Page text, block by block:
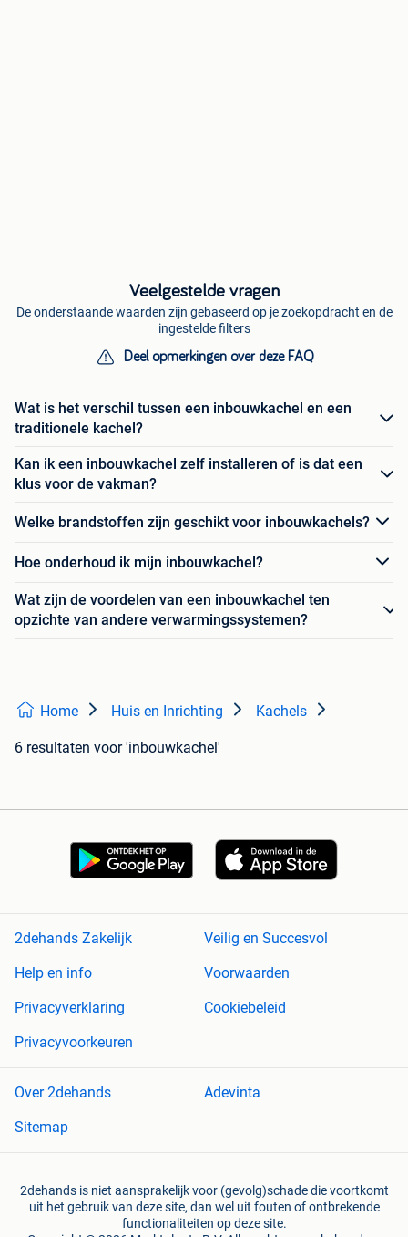
Veelgestelde vragen
De onderstaande waarden zijn gebaseerd op je zoekopdracht en de
ingestelde filters
Deel opmerkingen over deze FAQ
Wat is het verschil tussen een inbouwkachel en een
traditionele kachel?
Kan ik een inbouwkachel zelf installeren of is dat een
klus voor de vakman?
Welke brandstoffen zijn geschikt voor inbouwkachels?
Hoe onderhoud ik mijn inbouwkachel?
Wat zijn de voordelen van een inbouwkachel ten
opzichte van andere verwarmingssystemen?
Home Huis en Inrichting Kachels
6 resultaten voor 'inbouwkachel'
2dehands Zakelijk
Veilig en Succesvol
Help en info
Voorwaarden
Privacyverklaring
Cookiebeleid
Privacyvoorkeuren
Over 2dehands
Adevinta
Sitemap
2dehands is niet aansprakelijk voor (gevolg)schade die voortkomt
uit het gebruik van deze site, dan wel uit fouten of ontbrekende
functionaliteiten op deze site.